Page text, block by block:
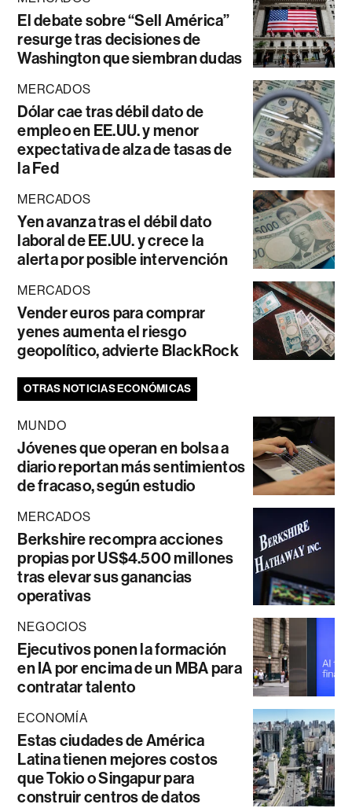
El debate sobre “Sell América”
resurge tras decisiones de
Washington que siembran dudas
MERCADOS
Dólar cae tras débil dato de
empleo en EE.UU. y menor
expectativa de alza de tasas de
la Fed
MERCADOS
Yen avanza tras el débil dato
laboral de EE.UU. y crece la
alerta por posible intervención
MERCADOS
Vender euros para comprar
yenes aumenta el riesgo
geopolítico, advierte BlackRock
OTRAS NOTICIAS ECONÓMICAS
MUNDO
Jóvenes que operan en bolsa a
diario reportan más sentimientos
de fracaso, según estudio
MERCADOS
Berkshire recompra acciones
propias por US$4.500 millones
tras elevar sus ganancias
operativas
NEGOCIOS
Ejecutivos ponen la formación
en IA por encima de un MBA para
contratar talento
ECONOMÍA
Estas ciudades de América
Latina tienen mejores costos
que Tokio o Singapur para
construir centros de datos